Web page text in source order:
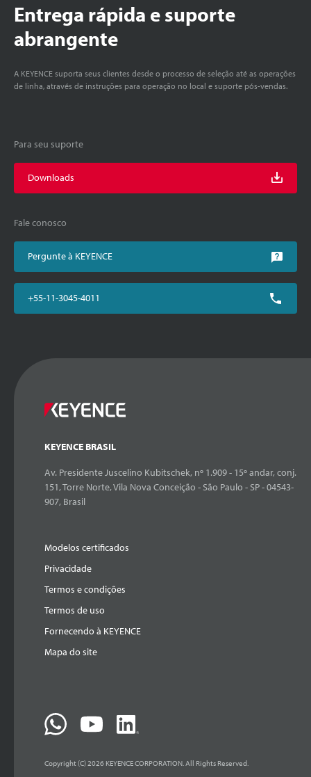
Entrega rápida e suporte
abrangente
A KEYENCE suporta seus clientes desde o processo de seleção até as operações
de linha, através de instruções para operação no local e suporte pós-vendas.
Para seu suporte
Downloads
Fale conosco
Pergunte à KEYENCE
+55-11-3045-4011
KEYENCE BRASIL
Av. Presidente Juscelino Kubitschek, nº 1.909 - 15º andar, conj.
151, Torre Norte, Vila Nova Conceição - São Paulo - SP - 04543-
907, Brasil
Modelos certificados
Privacidade
Termos e condições
Termos de uso
Fornecendo à KEYENCE
Mapa do site
Copyright (C) 2026 KEYENCE CORPORATION. All Rights Reserved.